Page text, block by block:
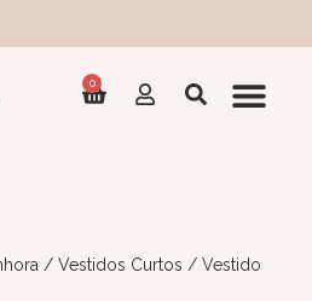
0
/ Vestidos Curtos / Vestido